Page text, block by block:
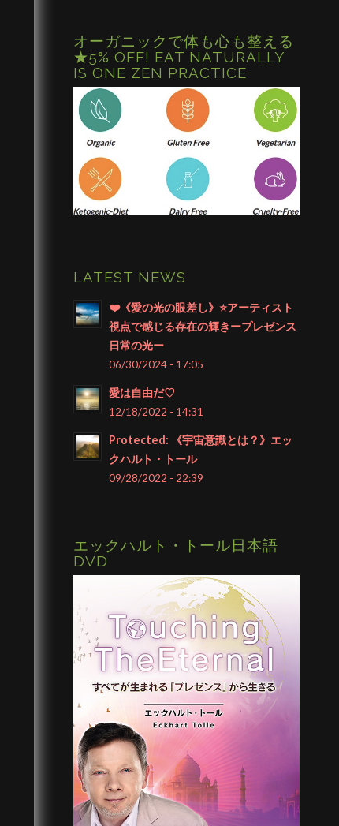
オーガニックで体も心も整える
★5% OFF! EAT NATURALLY
IS ONE ZEN PRACTICE
LATEST NEWS
❤️《愛の光の眼差し》⭐️アーティスト
視点で感じる存在の輝きープレゼンス
日常の光ー
06/30/2024 - 17:05
愛は自由だ♡
12/18/2022 - 14:31
Protected: 《宇宙意識とは？》エッ
クハルト・トール
09/28/2022 - 22:39
エックハルト・トール日本語
DVD